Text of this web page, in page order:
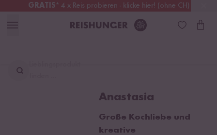
GRATIS* 4 x Reis probieren - klicke hier! (ohne CH)
Schweiz Alle Zölle & Steuern inklusive
Anastasia
Große Kochliebe und
kreative